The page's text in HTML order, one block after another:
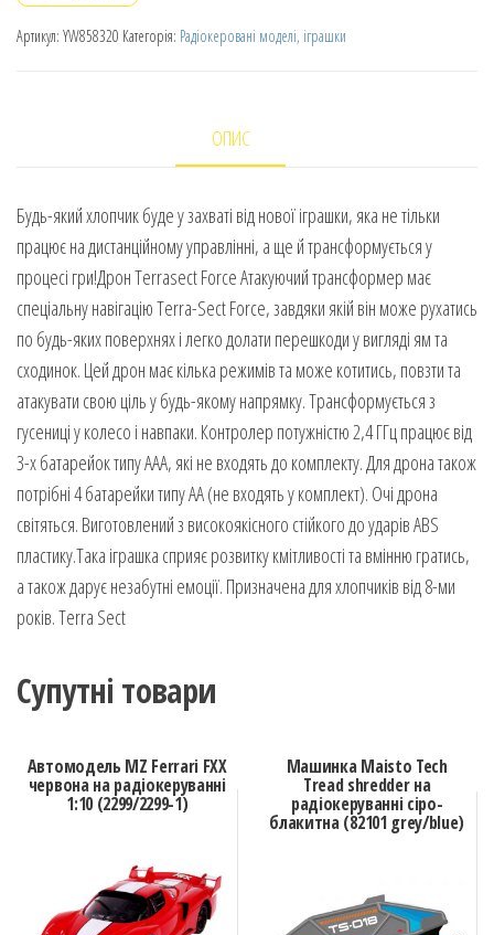
Артикул: YW858320 Категорія: Радіокеровані моделі, іграшки
ОПИС
Будь-який хлопчик буде у захваті від нової іграшки, яка не тільки
працює на дистанційному управлінні, а ще й трансформується у
процесі гри!Дрон Terrasect Force Атакуючий трансформер має
спеціальну навігацію Terra-Sect Force, завдяки якій він може рухатись
по будь-яких поверхнях і легко долати перешкоди у вигляді ям та
сходинок. Цей дрон має кілька режимів та може котитись, повзти та
атакувати свою ціль у будь-якому напрямку. Трансформується з
гусениці у колесо і навпаки. Контролер потужністю 2,4 ГГц працює від
3-х батарейок типу ААА, які не входять до комплекту. Для дрона також
потрібні 4 батарейки типу АА (не входять у комплект). Очі дрона
світяться. Виготовлений з високоякісного стійкого до ударів ABS
пластику.Така іграшка сприяє розвитку кмітливості та вмінню гратись,
а також дарує незабутні емоції. Призначена для хлопчиків від 8-ми
років. Terra Sect
Супутні товари
Автомодель MZ Ferrari FXX
червона на радіокеруванні
1:10 (2299/2299-1)
Машинка Maisto Tech
Tread shredder на
радіокеруванні сіро-
блакитна (82101 grey/blue)